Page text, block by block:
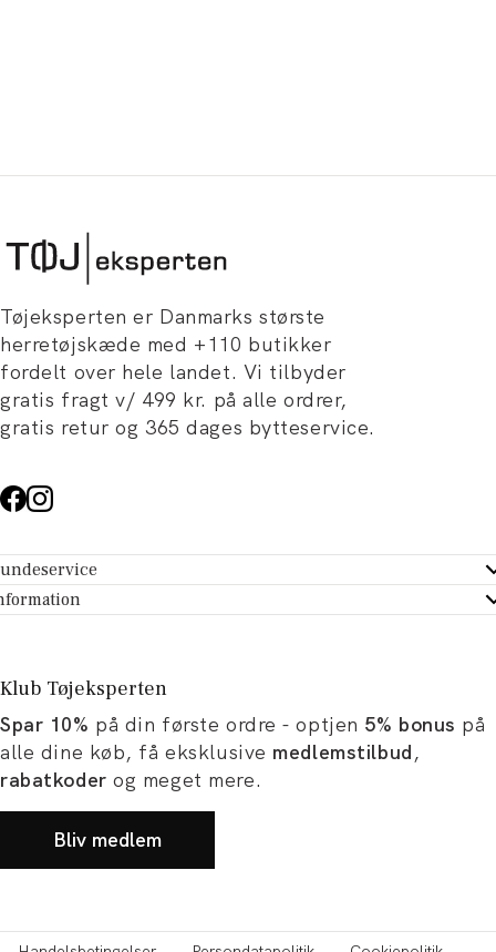
Tøjeksperten er Danmarks største
herretøjskæde med +110 butikker
fordelt over hele landet. Vi tilbyder
gratis fragt v/ 499 kr. på alle ordrer,
gratis retur og 365 dages bytteservice.
- Hjælpecenter
dit køb
Tøjeksperten
og artikler
og karriere
Klub Tøjeksperten
Spar 10% på din første ordre - optjen 5% bonus på
alle dine køb, få eksklusive medlemstilbud,
rabatkoder og meget mere.
Bliv medlem